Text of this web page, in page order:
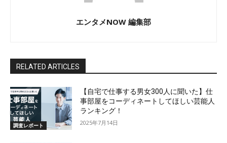
エンタメNOW 編集部
RELATED ARTICLES
調査レポート
【自宅で仕事する男女300人に聞いた】仕
事部屋をコーディネートしてほしい芸能人
ランキング！
2025年7月14日